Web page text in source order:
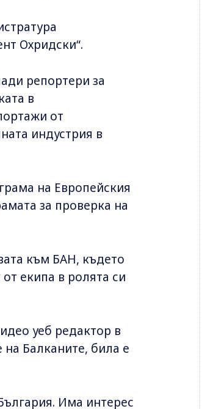
Охридски“.
репортери за
в
от
индустрия в
на Европейския
за проверка на
към БАН, където
екипа в ролята си
уеб редактор в
Балканите, била е
Има интерес